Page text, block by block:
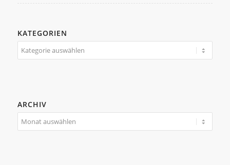
KATEGORIEN
Kategorien
ARCHIV